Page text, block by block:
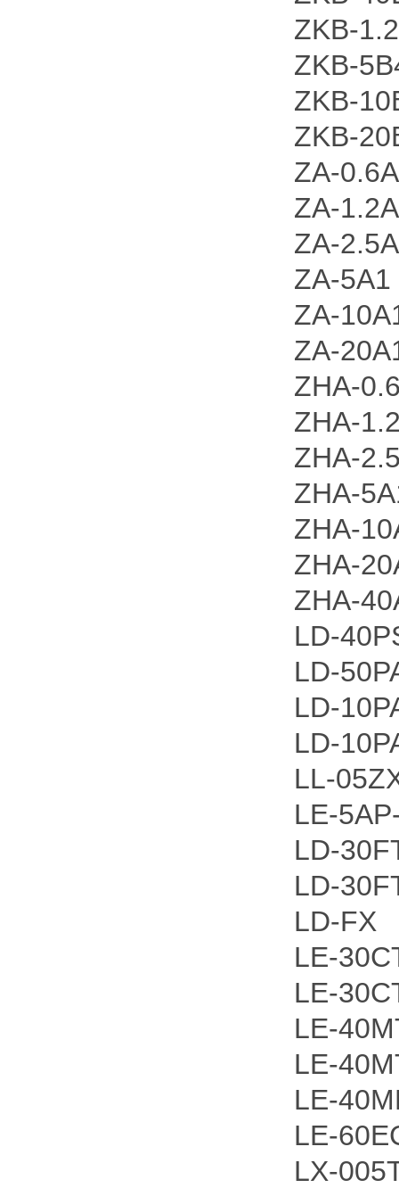
ZKB-
ZKB-
ZKB-
ZKB-
ZA-
ZA-
ZA-
ZA-5A1
ZA-
ZA-
ZHA-
ZHA-
ZHA-
ZHA-
ZHA-
ZHA-
ZHA-
LD-
LD-
LD-
LD-
LL-
LE-
LD-
LD-
LD-FX
LE-
LE-
LE-
LE-
LE-
LE-
LX-